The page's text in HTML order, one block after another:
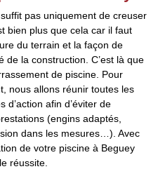
pas uniquement de creuser
bien plus que cela car il faut
du terrain et la façon de
de la construction. C’est là que
de piscine. Pour
nous allons réunir toutes les
d’action afin d’éviter de
(engins adaptés,
dans les mesures…). Avec
de votre piscine à Beguey
réussite.